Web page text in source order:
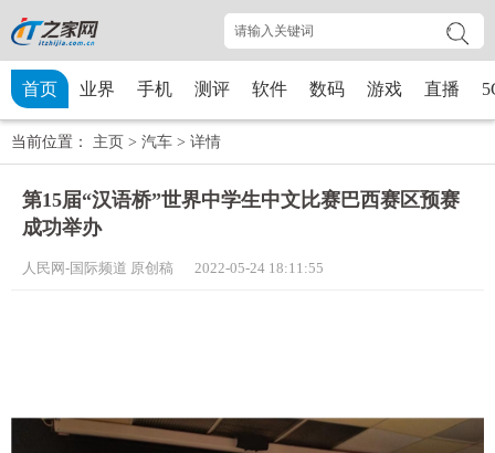
首页 业界 手机 测评 软件 数码 游戏 直播
当前位置： 主页 > 汽车 > 详情
第15届“汉语桥”世界中学生中文比赛巴西赛区预赛
成功举办
人民网-国际频道 原创稿 2022-05-24 18:11:55